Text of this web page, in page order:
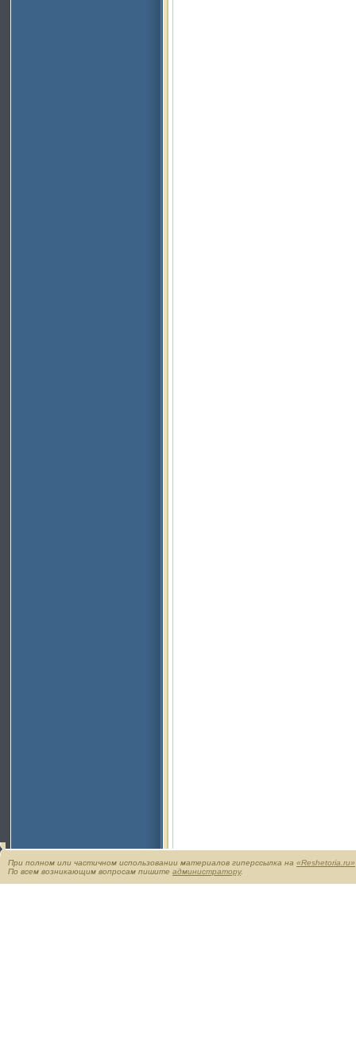
При полном или частичном использовании материалов гиперссылка на «Reshetoria.ru»
По всем возникающим вопросам пишите администратору.